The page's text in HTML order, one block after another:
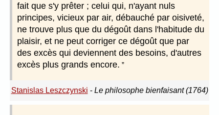
fait que s'y prêter ; celui qui, n'ayant nuls
principes, vicieux par air, débauché par oisiveté,
ne trouve plus que du dégoût dans l'habitude du
plaisir, et ne peut corriger ce dégoût que par
des excès qui deviennent des besoins, d'autres
excès plus grands encore.
Stanislas Leszczynski - Le philosophe bienfaisant (1764)